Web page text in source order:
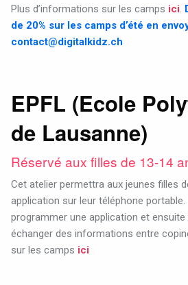
Plus d’informations sur les camps ici.
de 20% sur les camps d’été en
contact@digitalkidz.ch
EPFL (Ecole
de Lausanne)
Réservé aux filles de 13-14
Cet atelier permettra aux jeunes filles
application sur leur téléphone
programmer une application et
échanger des informations entre
sur les camps ici